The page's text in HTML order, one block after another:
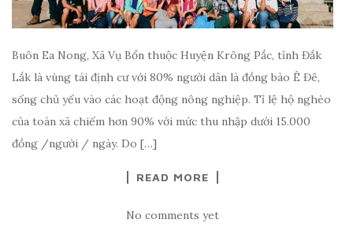
Buôn Ea Nong, Xã Vụ Bổn thuộc Huyện Krông Pắc, tỉnh Đắk
Lắk là vùng tái định cư với 80% người dân là đồng bào Ê Đê,
sống chủ yếu vào các hoạt động nông nghiệp. Tỉ lệ hộ nghèo
của toàn xã chiếm hơn 90% với mức thu nhập dưới 15.000
đồng /người / ngày. Do […]
READ MORE
No comments yet